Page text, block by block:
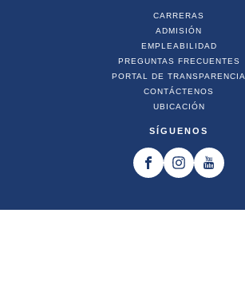
CARRERAS
ADMISIÓN
EMPLEABILIDAD
PREGUNTAS FRECUENTES
PORTAL DE TRANSPARENCIA
CONTÁCTENOS
UBICACIÓN
SÍGUENOS